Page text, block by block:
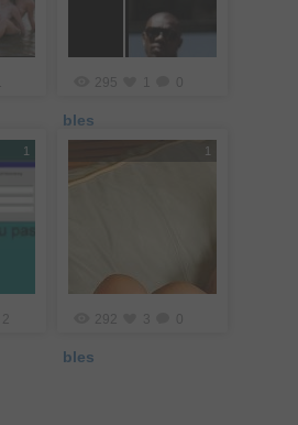
295
bles
1
2
1
292 3
bles